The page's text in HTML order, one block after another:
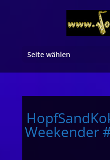
Seite wählen
Weekender